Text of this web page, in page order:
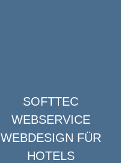
SOFTTEC
WEBSERVICE
WEBDESIGN FÜR
HOTELS